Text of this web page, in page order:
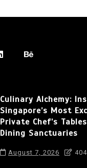
Culinary Alchemy:
Singapore’s Most
Private Chef’s
Dining Sanctuaries
August 7, 2026